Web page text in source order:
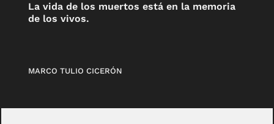
La vida de los muertos está en la memoria
de los vivos.
MARCO TULIO CICERÓN